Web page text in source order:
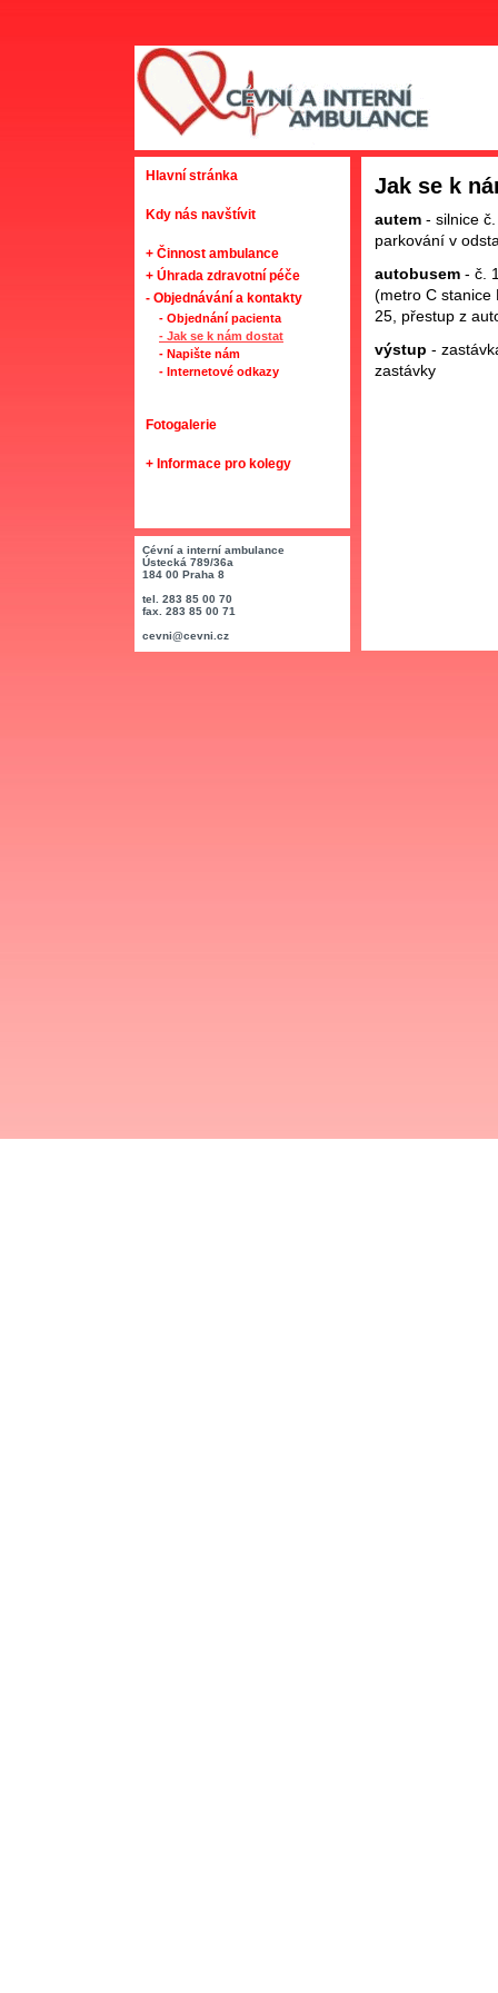
Hlavní stránka
Kdy nás navštívit
+ Činnost ambulance
+ Úhrada zdravotní péče
- Objednávání a kontakty
- Objednání pacienta
- Jak se k nám dostat
- Napište nám
- Internetové odkazy
Fotogalerie
+ Informace pro kolegy
Jak se k
autem - silnice
parkování v
autobusem - č.
(metro C stanice
25, přestup z
výstup -
zastávky
Cévní a interní ambulance
Ústecká 789/36a
184 00 Praha 8
tel. 283 85 00 70
fax. 283 85 00 71
cevni@cevni.cz